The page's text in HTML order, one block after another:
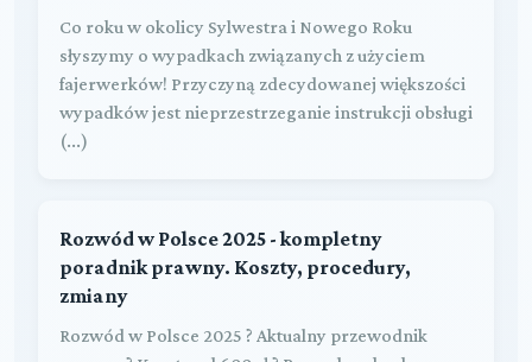
Co roku w okolicy Sylwestra i Nowego Roku
słyszymy o wypadkach związanych z użyciem
fajerwerków! Przyczyną zdecydowanej większości
wypadków jest nieprzestrzeganie instrukcji obsługi
(...)
Rozwód w Polsce 2025 - kompletny
poradnik prawny. Koszty, procedury,
zmiany
Rozwód w Polsce 2025 ? Aktualny przewodnik